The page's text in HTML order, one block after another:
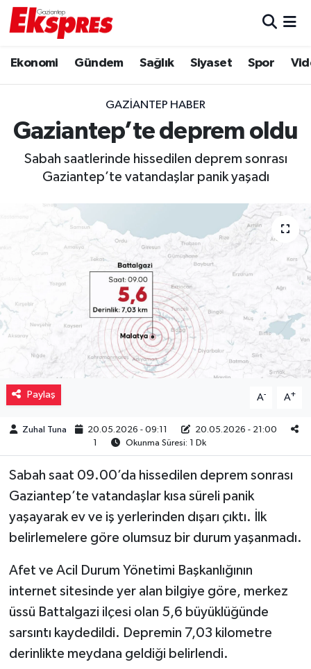
Ekonomi Gündem Sağlık Siyaset Spor
GAZIANTEP HABER
Gaziantep’te deprem oldu
Sabah saatlerinde hissedilen deprem sonrası
Gaziantep’te vatandaşlar panik yaşadı
Paylaş A- A+
Zuhal Tuna 20.05.2026 - 09:11
20.05.2026 - 21:00
1
Okunma Süresi: 1 Dk
Sabah saat 09.00’da hissedilen deprem sonrası
Gaziantep’te vatandaşlar kısa süreli panik
yaşayarak ev ve iş yerlerinden dışarı çıktı. İlk
belirlemelere göre olumsuz bir durum yaşanmadı.
Afet ve Acil Durum Yönetimi Başkanlığının
internet sitesinde yer alan bilgiye göre, merkez
üssü Battalgazi ilçesi olan 5,6 büyüklüğünde
sarsıntı kaydedildi. Depremin 7,03 kilometre
derinlikte meydana geldiği belirlendi.
Ekonomi
Gaziantep son dakika
Genel
Haberler
Kültür Sanat
Magazin
Piyasa
Resmi İlanlar
Sinemalar
Siyaset
Teknoloji
Türkiye
Video Haber
Trafik Durumu
Puan Durumu ve Fikstür
Tüm Manşetler
Haber Arşivi